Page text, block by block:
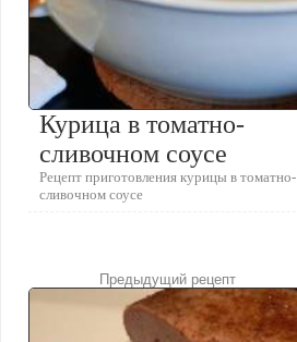
Курица в томатно-
сливочном соусе
Рецепт приготовления курицы в томатно-
сливочном соусе
Предыдущий рецепт